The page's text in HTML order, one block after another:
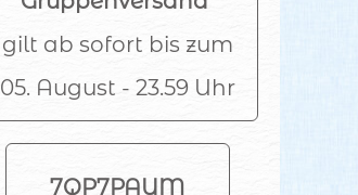
gilt ab sofort bis zum
05. August - 23.59 Uhr
7QP7PAUM